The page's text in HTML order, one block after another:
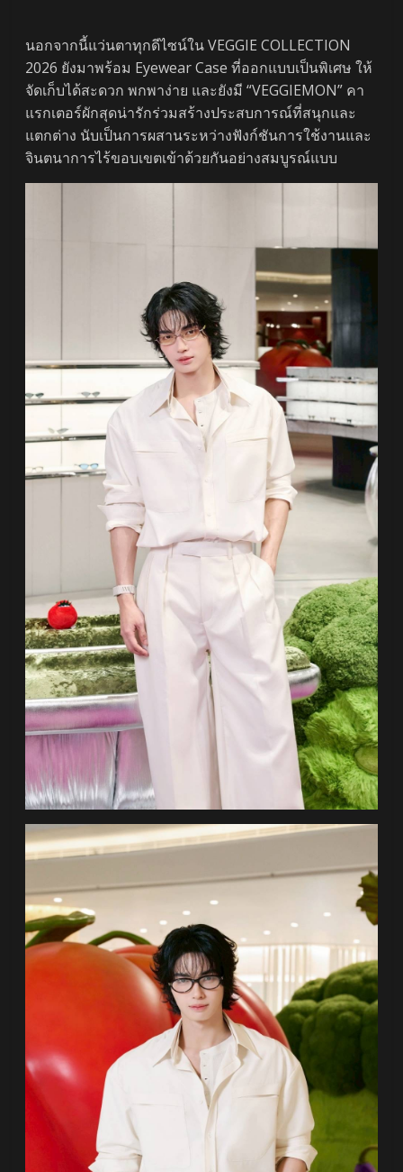
นอกจากนี้แว่นตาทุกดีไซน์ใน VEGGIE COLLECTION
2026 ยังมาพร้อม Eyewear Case ที่ออกแบบเป็นพิเศษ ให้
จัดเก็บได้สะดวก พกพาง่าย และยังมี “VEGGIEMON” คา
แรกเตอร์ผักสุดน่ารักร่วมสร้างประสบการณ์ที่สนุกและ
แตกต่าง นับเป็นการผสานระหว่างฟังก์ชันการใช้งานและ
จินตนาการไร้ขอบเขตเข้าด้วยกันอย่างสมบูรณ์แบบ